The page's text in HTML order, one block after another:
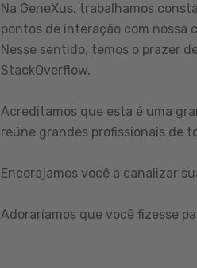
Na GeneXus, trabalhamos
pontos de interação com nossa
Nesse sentido, temos o prazer
StackOverflow.
Acreditamos que esta é uma
reúne grandes profissionais de
Encorajamos você a canalizar
Adoraríamos que você fizesse